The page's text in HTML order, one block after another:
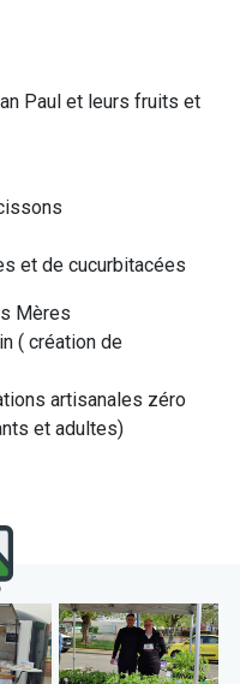
Paul et leurs fruits et
et de cucurbitacées
Mères
( création de
artisanales zéro
et adultes)